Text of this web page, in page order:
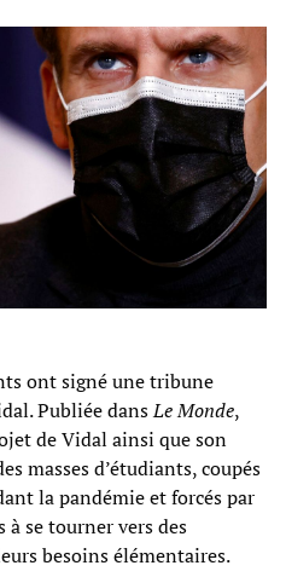
ont signé une tribune
Publiée dansLe Monde,
de Vidal ainsi que son
masses d’étudiants, coupés
la pandémie et forcés par
à se tourner vers des
besoins élémentaires.